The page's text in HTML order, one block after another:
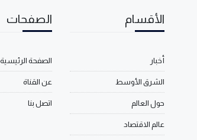
الأقسام
أخبار
الشرق الأوسط
حول العالم
عالم الاقتصاد
الصفحات
الصفحة الرئيسية
عن القناة
اتصل بنا